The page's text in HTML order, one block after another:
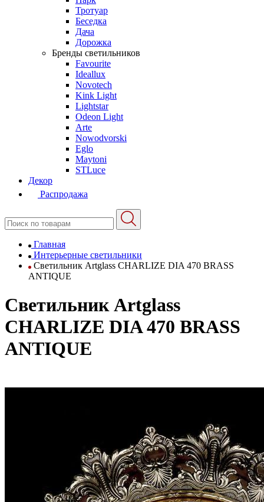
Тротуар
Беседка
Дача
Дорожка
Бренды светильников
Favourite
Ideallux
Novotech
Kink Light
Lightstar
Odeon Light
Arte
Nowodvorski
Eglo
Maytoni
STLuce
Декор
Распродажа
Главная
Интерьерные светильники
Светильник Artglass CHARLIZE DIA 470 BRASS
ANTIQUE
Светильник Artglass
CHARLIZE DIA 470 BRASS
ANTIQUE